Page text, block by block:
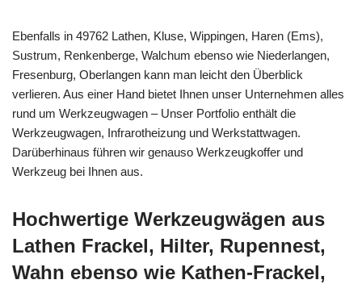
Ebenfalls in 49762 Lathen, Kluse, Wippingen, Haren (Ems),
Sustrum, Renkenberge, Walchum ebenso wie Niederlangen,
Fresenburg, Oberlangen kann man leicht den Überblick
verlieren. Aus einer Hand bietet Ihnen unser Unternehmen alles
rund um Werkzeugwagen – Unser Portfolio enthält die
Werkzeugwagen, Infrarotheizung und Werkstattwagen.
Darüberhinaus führen wir genauso Werkzeugkoffer und
Werkzeug bei Ihnen aus.
Hochwertige Werkzeugwägen aus
Lathen Frackel, Hilter, Rupennest,
Wahn ebenso wie Kathen-Frackel,